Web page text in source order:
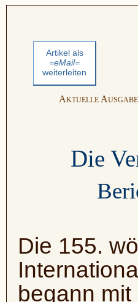
Artikel als
=eMail=
weiterleiten
AKTUELLE AUSGABE
Die
Die 155.
begann